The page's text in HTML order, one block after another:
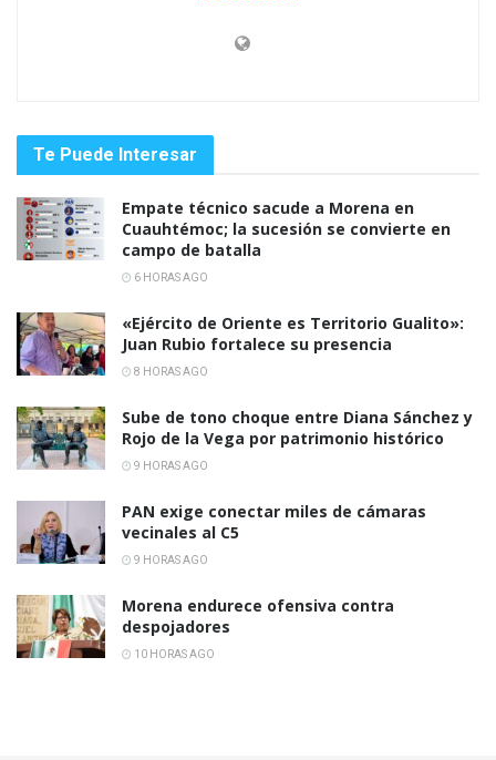
Te Puede Interesar
Empate técnico sacude a Morena en
Cuauhtémoc; la sucesión se convierte en
campo de batalla
6 HORAS AGO
«Ejército de Oriente es Territorio Gualito»:
Juan Rubio fortalece su presencia
8 HORAS AGO
Sube de tono choque entre Diana Sánchez y
Rojo de la Vega por patrimonio histórico
9 HORAS AGO
PAN exige conectar miles de cámaras
vecinales al C5
9 HORAS AGO
Morena endurece ofensiva contra
despojadores
10 HORAS AGO